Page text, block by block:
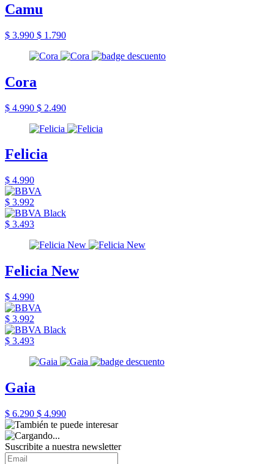
Camu
$ 3.990 $ 1.790
Cora
$ 4.990 $ 2.490
Felicia
$ 4.990
$ 3.992
$ 3.493
Felicia New
$ 4.990
$ 3.992
$ 3.493
Gaia
$ 6.290 $ 4.990
Suscribite a nuestra newsletter